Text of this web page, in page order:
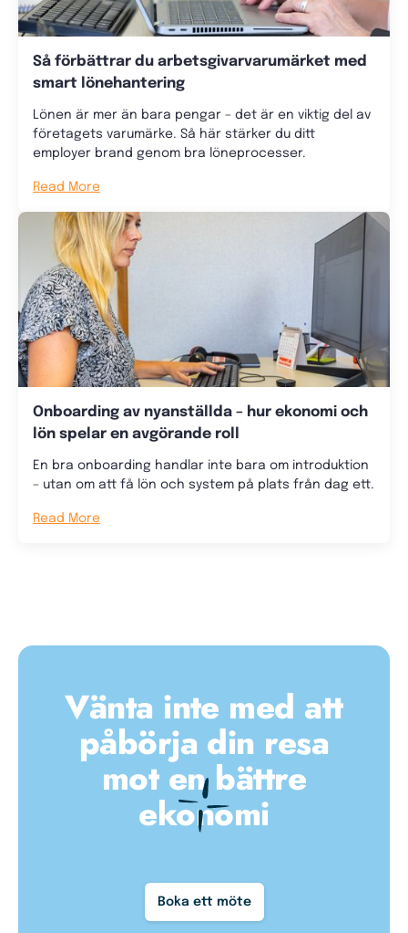
Så förbättrar du arbetsgivarvarumärket med
smart lönehantering
Lönen är mer än bara pengar – det är en viktig del av
företagets varumärke. Så här stärker du ditt
employer brand genom bra löneprocesser.
Read More
Onboarding av nyanställda – hur ekonomi och
lön spelar en avgörande roll
En bra onboarding handlar inte bara om introduktion
– utan om att få lön och system på plats från dag ett.
Read More
Vänta inte med att
påbörja din resa
mot en bättre
ekonomi
Boka ett möte